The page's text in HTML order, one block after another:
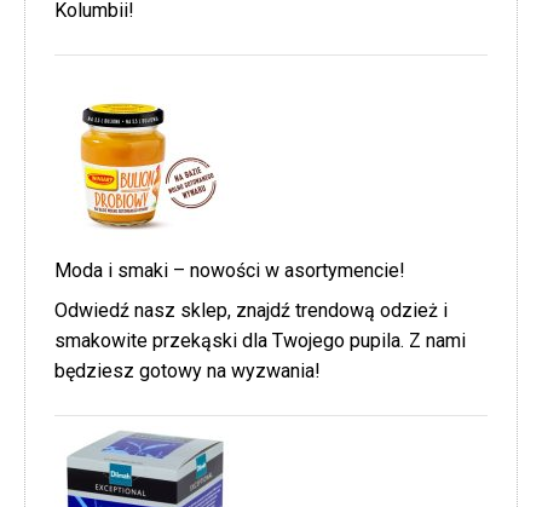
Kolumbii!
Moda i smaki – nowości w asortymencie!
Odwiedź nasz sklep, znajdź trendową odzież i
smakowite przekąski dla Twojego pupila. Z nami
będziesz gotowy na wyzwania!